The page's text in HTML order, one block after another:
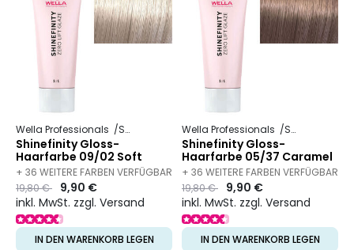
Wella Professionals Shinefinity
Shinefinity Gloss-
Haarfarbe 09/02 Soft
Sage
+ 36 WEITERE FARBEN VERFÜGBAR
Preis
19,80 €to 9,90 €
inkl. MwSt. zzgl. Versand
IN DEN WARENKORB LEGEN
Wella Professionals Shinefinity
Shinefinity Gloss-
Haarfarbe 05/37 Caramel
Espresso
+ 36 WEITERE FARBEN VERFÜGBAR
Preis
19,80 €to 9,90 €
inkl. MwSt. zzgl. Versand
IN DEN WARENKORB LEGEN